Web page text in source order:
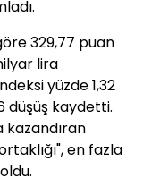
329,77 puan
lira
yüzde 1,32
düşüş kaydetti.
kazandıran
en fazla